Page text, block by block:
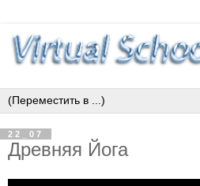
22_07
Древняя Йога